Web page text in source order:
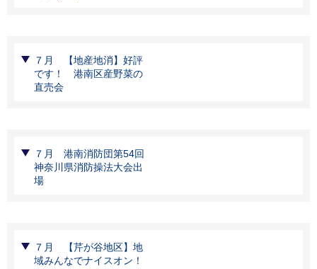
７月 【地産地消】好評
です！ 港南区産野菜の
直売会
７月 港南消防団第54回
神奈川県消防操法大会出
場
７月 【芹が谷地区】地
域みんなでナイスオン！